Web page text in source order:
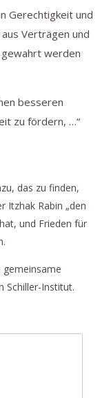
Gerechtigkeit und
Verträgen und
werden
besseren
zu fördern, …“
das zu finden,
Itzhak Rabin „den
und Frieden für
Schiller-Institut.